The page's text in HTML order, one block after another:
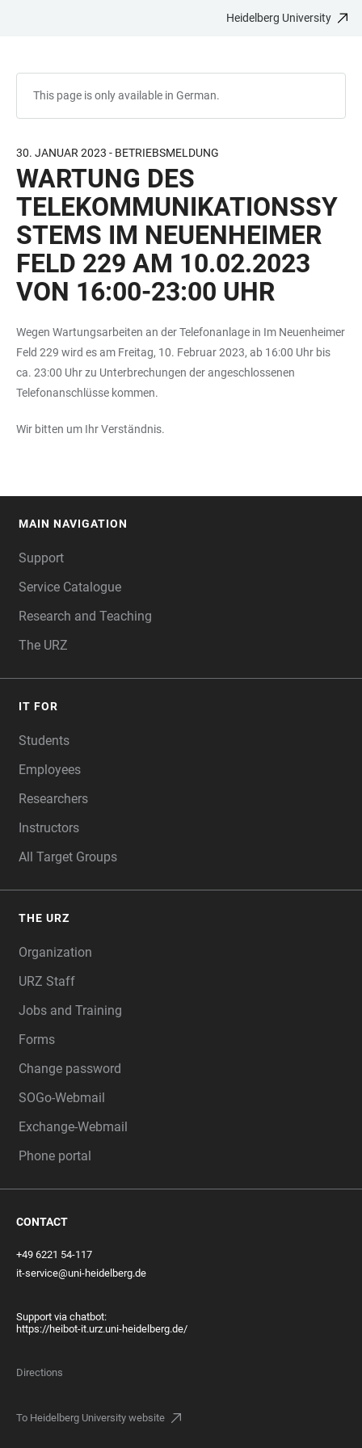
Heidelberg University
This page is only available in German.
30. JANUAR 2023 - BETRIEBSMELDUNG
WARTUNG DES
TELEKOMMUNIKATIONSSY
STEMS IM NEUENHEIMER
FELD 229 AM 10.02.2023
VON 16:00-23:00 UHR
Wegen Wartungsarbeiten an der Telefonanlage in Im Neuenheimer
Feld 229 wird es am Freitag, 10. Februar 2023, ab 16:00 Uhr bis
ca. 23:00 Uhr zu Unterbrechungen der angeschlossenen
Telefonanschlüsse kommen.
Wir bitten um Ihr Verständnis.
MAIN NAVIGATION
Support
Service Catalogue
Research and Teaching
The URZ
IT FOR
Students
Employees
Researchers
Instructors
All Target Groups
THE URZ
Organization
URZ Staff
Jobs and Training
Forms
Change password
SOGo-Webmail
Exchange-Webmail
Phone portal
CONTACT
+49 6221 54-117
it-service@uni-heidelberg.de
Support via chatbot:
https://heibot-it.urz.uni-heidelberg.de/
Directions
To Heidelberg University website